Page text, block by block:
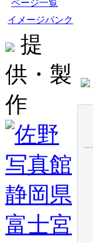
ページ一覧
イメージバンク
提
供・製
作